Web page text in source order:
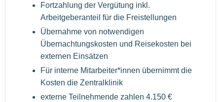
Fortzahlung der Vergütung inkl.
Arbeitgeberanteil für die Freistellungen
Übernahme von notwendigen
Übernachtungskosten und Reisekosten bei
externen Einsätzen
Für interne Mitarbeiter*innen übernimmt die
Kosten die Zentralklinik
externe Teilnehmende zahlen 4.150 €